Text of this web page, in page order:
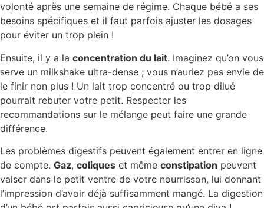
volonté après une semaine de régime. Chaque bébé a ses
besoins spécifiques et il faut parfois ajuster les dosages
pour éviter un trop plein !
Ensuite, il y a la concentration du lait. Imaginez qu’on vous
serve un milkshake ultra-dense ; vous n’auriez pas envie de
le finir non plus ! Un lait trop concentré ou trop dilué
pourrait rebuter votre petit. Respecter les
recommandations sur le mélange peut faire une grande
différence.
Les problèmes digestifs peuvent également entrer en ligne
de compte. Gaz, coliques et même constipation peuvent
valser dans le petit ventre de votre nourrisson, lui donnant
l’impression d’avoir déjà suffisamment mangé. La digestion